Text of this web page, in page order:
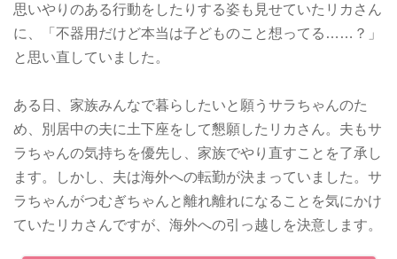
思いやりのある行動をしたりする姿も見せていたリカさん
に、「不器用だけど本当は子どものこと想ってる……？」
と思い直していました。
ある日、家族みんなで暮らしたいと願うサラちゃんのた
め、別居中の夫に土下座をして懇願したリカさん。夫もサ
ラちゃんの気持ちを優先し、家族でやり直すことを了承し
ます。しかし、夫は海外への転勤が決まっていました。サ
ラちゃんがつむぎちゃんと離れ離れになることを気にかけ
ていたリカさんですが、海外への引っ越しを決意します。